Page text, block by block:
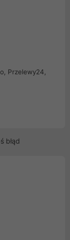
Przelewy24,
błąd